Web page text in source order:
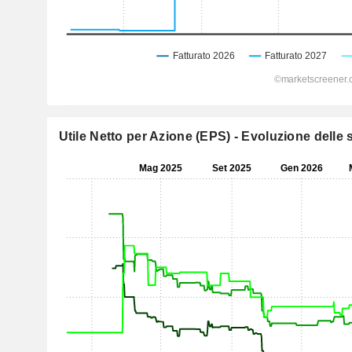
Utile Netto per Azione (EPS) - Evoluzione delle